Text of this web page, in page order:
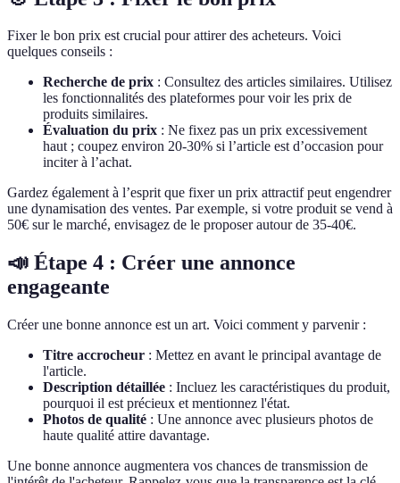
Fixer le bon prix est crucial pour attirer des acheteurs. Voici
quelques conseils :
Recherche de prix : Consultez des articles similaires. Utilisez
les fonctionnalités des plateformes pour voir les prix de
produits similaires.
Évaluation du prix : Ne fixez pas un prix excessivement
haut ; coupez environ 20-30% si l’article est d’occasion pour
inciter à l’achat.
Gardez également à l’esprit que fixer un prix attractif peut engendrer
une dynamisation des ventes. Par exemple, si votre produit se vend à
50€ sur le marché, envisagez de le proposer autour de 35-40€.
📣 Étape 4 : Créer une annonce
engageante
Créer une bonne annonce est un art. Voici comment y parvenir :
Titre accrocheur : Mettez en avant le principal avantage de
l'article.
Description détaillée : Incluez les caractéristiques du produit,
pourquoi il est précieux et mentionnez l'état.
Photos de qualité : Une annonce avec plusieurs photos de
haute qualité attire davantage.
Une bonne annonce augmentera vos chances de transmission de